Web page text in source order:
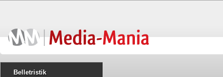
Belletristik